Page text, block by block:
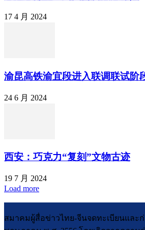
17 4 月 2024
渝昆高铁渝宜段进入联调联试阶
24 6 月 2024
西安：巧克力“复刻”文物古迹
19 7 月 2024
Load more
สมาคมผู้สื่อข่าวไทย-จีนจดทะเบียนและ